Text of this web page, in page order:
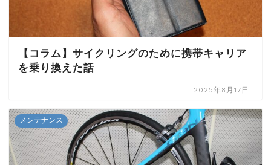
【コラム】サイクリングのために携帯キャリア
を乗り換えた話
2025年8月17日
メンテナンス